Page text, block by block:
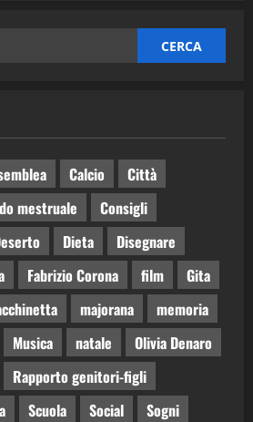
Calcio
Città
mestruale
Consigli
Dieta
Disegnare
Fabrizio Corona film
Gita
majorana
memoria
Musica natale
Olivia Denaro
Rapporto genitori-figli
Scuola Social Sogni